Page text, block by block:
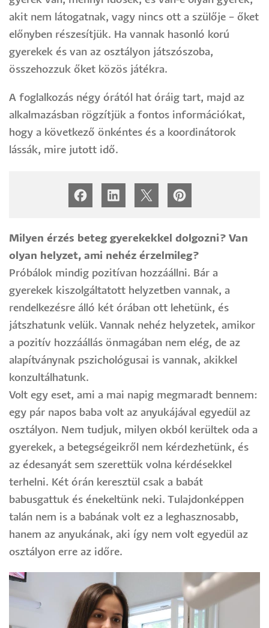
akit nem látogatnak, vagy nincs ott a szülője – őket
előnyben részesítjük. Ha vannak hasonló korú
gyerekek és van az osztályon játszószoba,
összehozzuk őket közös játékra.
A foglalkozás négy órától hat óráig tart, majd az
alkalmazásban rögzítjük a fontos információkat,
hogy a következő önkéntes és a koordinátorok
lássák, mire jutott idő.
Milyen érzés beteg gyerekekkel dolgozni? Van
olyan helyzet, ami nehéz érzelmileg?
Próbálok mindig pozitívan hozzáállni. Bár a
gyerekek kiszolgáltatott helyzetben vannak, a
rendelkezésre álló két órában ott lehetünk, és
játszhatunk velük. Vannak nehéz helyzetek, amikor
a pozitív hozzáállás önmagában nem elég, de az
alapítványnak pszichológusai is vannak, akikkel
konzultálhatunk.
Volt egy eset, ami a mai napig megmaradt bennem:
egy pár napos baba volt az anyukájával egyedül az
osztályon. Nem tudjuk, milyen okból kerültek oda a
gyerekek, a betegségeikről nem kérdezhetünk, és
az édesanyát sem szerettük volna kérdésekkel
terhelni. Két órán keresztül csak a babát
babusgattuk és énekeltünk neki. Tulajdonképpen
talán nem is a babának volt ez a leghasznosabb,
hanem az anyukának, aki így nem volt egyedül az
osztályon erre az időre.